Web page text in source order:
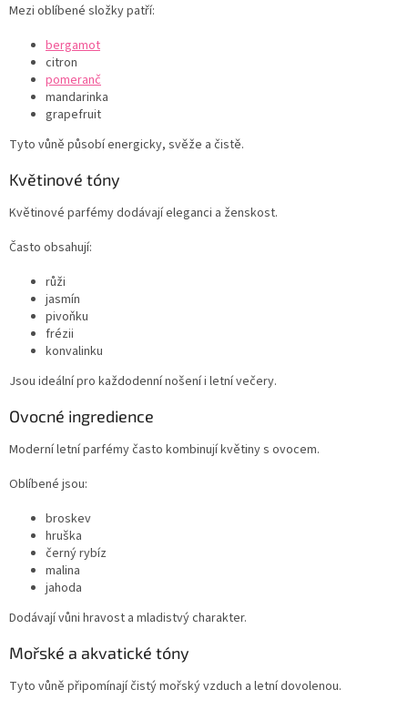
Mezi oblíbené složky patří:
bergamot
citron
pomeranč
mandarinka
grapefruit
Tyto vůně působí energicky, svěže a čistě.
Květinové tóny
Květinové parfémy dodávají eleganci a ženskost.
Často obsahují:
růži
jasmín
pivoňku
frézii
konvalinku
Jsou ideální pro každodenní nošení i letní večery.
Ovocné ingredience
Moderní letní parfémy často kombinují květiny s ovocem.
Oblíbené jsou:
broskev
hruška
černý rybíz
malina
jahoda
Dodávají vůni hravost a mladistvý charakter.
Mořské a akvatické tóny
Tyto vůně připomínají čistý mořský vzduch a letní dovolenou.